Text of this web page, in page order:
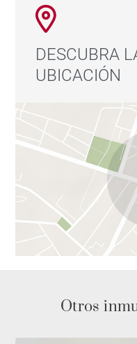
DESCUBRA
UBICACIÓN
Otros